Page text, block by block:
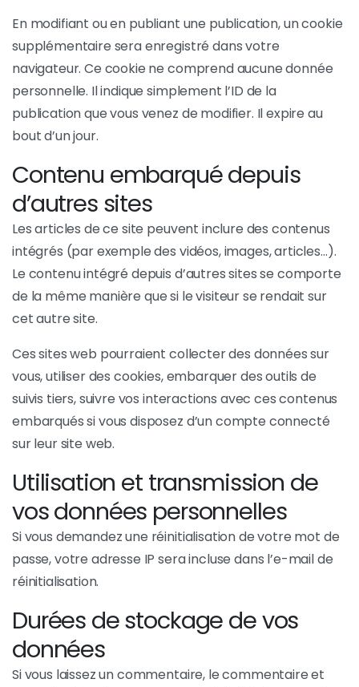
En modifiant ou en publiant une publication, un cookie
supplémentaire sera enregistré dans votre
navigateur. Ce cookie ne comprend aucune donnée
personnelle. Il indique simplement l’ID de la
publication que vous venez de modifier. Il expire au
bout d’un jour.
Contenu embarqué depuis
d’autres sites
Les articles de ce site peuvent inclure des contenus
intégrés (par exemple des vidéos, images, articles…).
Le contenu intégré depuis d’autres sites se comporte
de la même manière que si le visiteur se rendait sur
cet autre site.
Ces sites web pourraient collecter des données sur
vous, utiliser des cookies, embarquer des outils de
suivis tiers, suivre vos interactions avec ces contenus
embarqués si vous disposez d’un compte connecté
sur leur site web.
Utilisation et transmission de
vos données personnelles
Si vous demandez une réinitialisation de votre mot de
passe, votre adresse IP sera incluse dans l’e-mail de
réinitialisation.
Durées de stockage de vos
données
Si vous laissez un commentaire, le commentaire et